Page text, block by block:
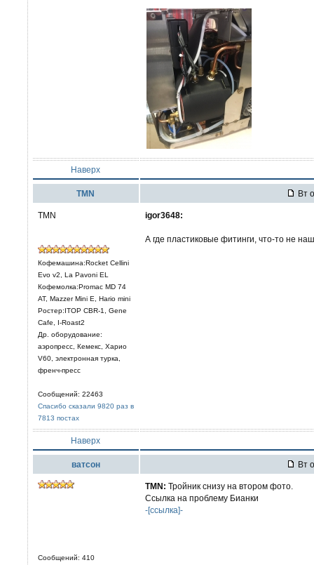
Наверх
TMN Вт
TMN
Кофемашина:Rocket Cellini
Evo v2, La Pavoni EL
Кофемолка:Promac MD 74
AT, Mazzer Mini E, Hario mini
Ростер:ITOP CBR-1, Gene
Cafe, I-Roast2
Др. оборудование:
аэропресс, Кемекс, Харио
V60, электронная турка,
френч-пресс
Сообщений: 22463
Спасибо сказали 9820 раз в
7813 постах
igor3648:
А где пластиковые фитинги, что-то не
Наверх
ватсон Вт
Сообщений: 410
TMN: Тройник снизу на втором фото.
Ссылка на проблему Бианки
-[ссылка]-